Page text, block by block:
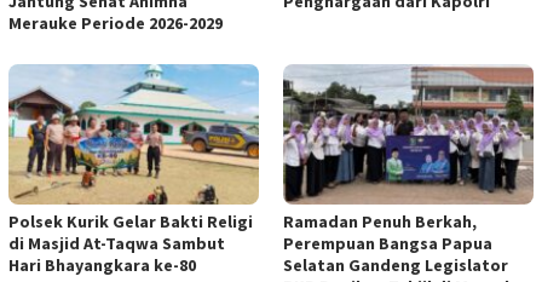
Merauke Periode 2026-2029
Polsek Kurik Gelar Bakti Religi
di Masjid At-Taqwa Sambut
Hari Bhayangkara ke-80
Ramadan Penuh Berkah,
Perempuan Bangsa Papua
Selatan Gandeng Legislator